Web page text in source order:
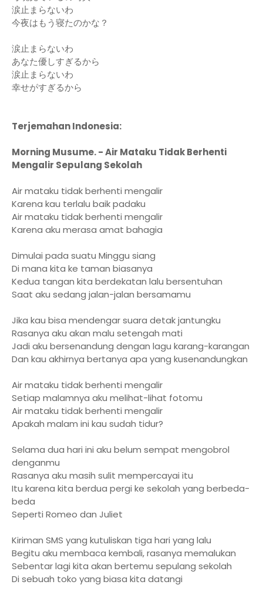
涙止まらないわ
今夜はもう寝たのかな？
涙止まらないわ
あなた優しすぎるから
涙止まらないわ
幸せがすぎるから
Terjemahan Indonesia:
Morning Musume. - Air Mataku Tidak Berhenti
Mengalir Sepulang Sekolah
Air mataku tidak berhenti mengalir
Karena kau terlalu baik padaku
Air mataku tidak berhenti mengalir
Karena aku merasa amat bahagia
Dimulai pada suatu Minggu siang
Di mana kita ke taman biasanya
Kedua tangan kita berdekatan lalu bersentuhan
Saat aku sedang jalan-jalan bersamamu
Jika kau bisa mendengar suara detak jantungku
Rasanya aku akan malu setengah mati
Jadi aku bersenandung dengan lagu karang-karangan
Dan kau akhirnya bertanya apa yang kusenandungkan
Air mataku tidak berhenti mengalir
Setiap malamnya aku melihat-lihat fotomu
Air mataku tidak berhenti mengalir
Apakah malam ini kau sudah tidur?
Selama dua hari ini aku belum sempat mengobrol
denganmu
Rasanya aku masih sulit mempercayai itu
Itu karena kita berdua pergi ke sekolah yang berbeda-
beda
Seperti Romeo dan Juliet
Kiriman SMS yang kutuliskan tiga hari yang lalu
Begitu aku membaca kembali, rasanya memalukan
Sebentar lagi kita akan bertemu sepulang sekolah
Di sebuah toko yang biasa kita datangi